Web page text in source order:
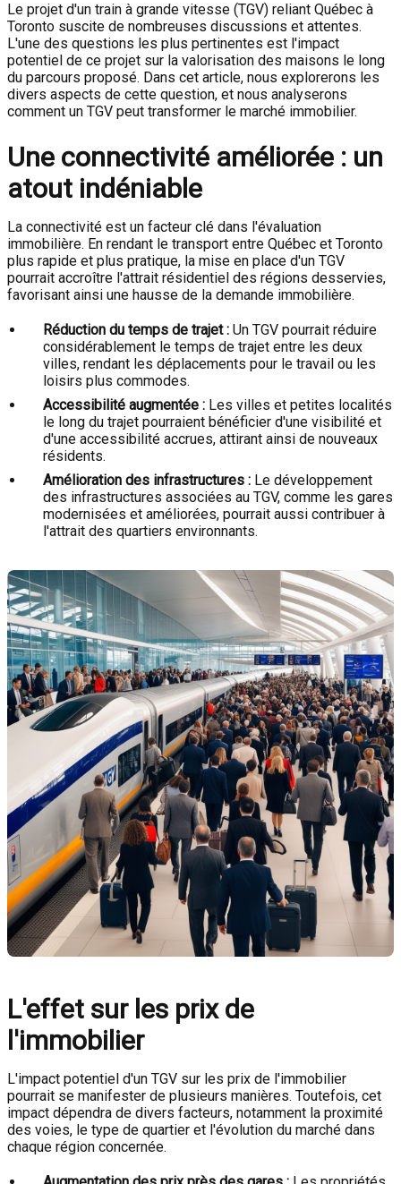
Le projet d'un train à grande vitesse (TGV) reliant Québec à
Toronto suscite de nombreuses discussions et attentes.
L'une des questions les plus pertinentes est l'impact
potentiel de ce projet sur la valorisation des maisons le long
du parcours proposé. Dans cet article, nous explorerons les
divers aspects de cette question, et nous analyserons
comment un TGV peut transformer le marché immobilier.
Une connectivité améliorée : un
atout indéniable
La connectivité est un facteur clé dans l'évaluation
immobilière. En rendant le transport entre Québec et Toronto
plus rapide et plus pratique, la mise en place d'un TGV
pourrait accroître l'attrait résidentiel des régions desservies,
favorisant ainsi une hausse de la demande immobilière.
Réduction du temps de trajet : Un TGV pourrait réduire
considérablement le temps de trajet entre les deux
villes, rendant les déplacements pour le travail ou les
loisirs plus commodes.
Accessibilité augmentée : Les villes et petites localités
le long du trajet pourraient bénéficier d'une visibilité et
d'une accessibilité accrues, attirant ainsi de nouveaux
résidents.
Amélioration des infrastructures : Le développement
des infrastructures associées au TGV, comme les gares
modernisées et améliorées, pourrait aussi contribuer à
l'attrait des quartiers environnants.
L'effet sur les prix de
l'immobilier
L'impact potentiel d'un TGV sur les prix de l'immobilier
pourrait se manifester de plusieurs manières. Toutefois, cet
impact dépendra de divers facteurs, notamment la proximité
des voies, le type de quartier et l'évolution du marché dans
chaque région concernée.